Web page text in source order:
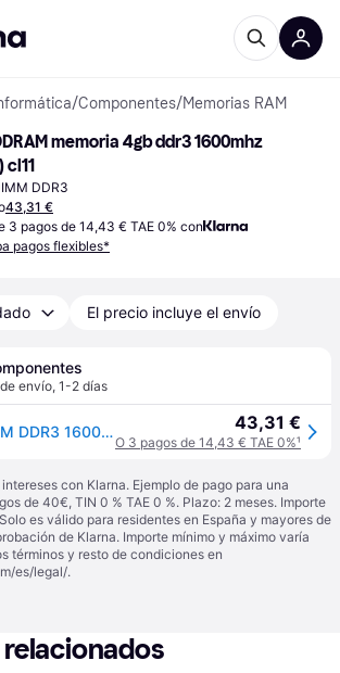
/Componentes/Memorias RAM
memoria 4gb ddr3 1600mhz
cl11
DDR3
43,31 €
3 pagos de 14,43 € TAE 0% con
pagos flexibles*
El precio incluye el envío
envío, 1-2 días
GoodRam SODIMM DDR3 1600MHz PC3-12800 4GB CL11 43,31 €
O 3 pagos de 14,43 € TAE 0%¹
con Klarna. Ejemplo de pago para una
de 40€, TIN 0 % TAE 0 %. Plazo: 2 meses. Importe
es válido para residentes en España y mayores de
de Klarna. Importe mínimo y máximo varía
términos y resto de condiciones en
es/legal/.